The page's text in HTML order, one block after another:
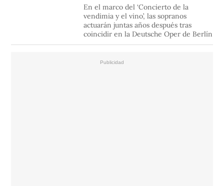
En el marco del ‘Concierto de la
vendimia y el vino’, las sopranos
actuarán juntas años después tras
coincidir en la Deutsche Oper de Berlín